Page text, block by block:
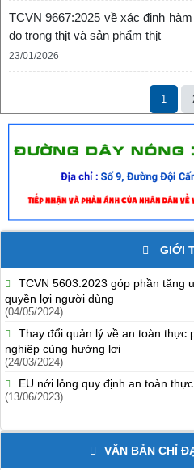
TCVN 9667:2025 về xác định
do trong thịt và sản phẩm thịt
23/01/2026
1
GIỚI
TCVN 5603:2023 góp phần tăng
quyền lợi người dùng
(04/05/2024)
Thay đổi quản lý về an toàn thực
nghiệp cùng hưởng lợi
(24/03/2024)
EU nới lỏng quy định an toàn
(13/06/2023)
VĂN BẢN CHỈ